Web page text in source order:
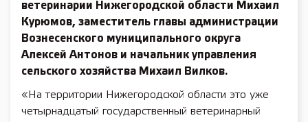
ветеринарии Нижегородской области Михаил
Курюмов, заместитель главы администрации
Вознесенского муниципального округа
Алексей Антонов и начальник управления
сельского хозяйства Михаил Вилков.
«На территории Нижегородской области это уже
четырнадцатый государственный ветеринарный